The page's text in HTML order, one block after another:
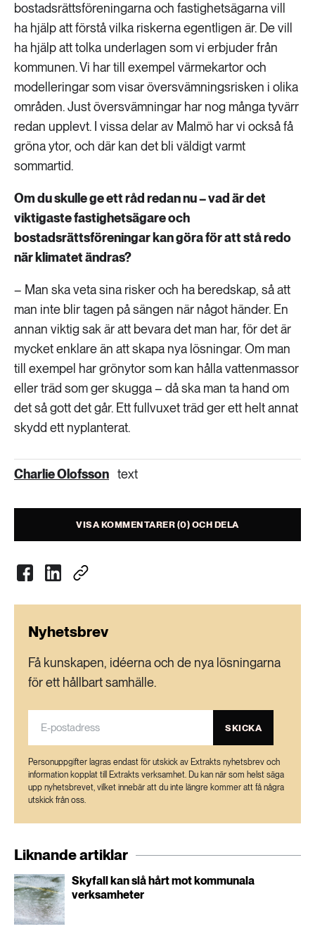
bostadsrättsföreningarna och fastighetsägarna vill
ha hjälp att förstå vilka riskerna egentligen är. De vill
ha hjälp att tolka underlagen som vi erbjuder från
kommunen. Vi har till exempel värmekartor och
modelleringar som visar översvämningsrisken i olika
områden. Just översvämningar har nog många tyvärr
redan upplevt. I vissa delar av Malmö har vi också få
gröna ytor, och där kan det bli väldigt varmt
sommartid.
Om du skulle ge ett råd redan nu – vad är det
viktigaste fastighetsägare och
bostadsrättsföreningar kan göra för att stå redo
när klimatet ändras?
– Man ska veta sina risker och ha beredskap, så att
man inte blir tagen på sängen när något händer. En
annan viktig sak är att bevara det man har, för det är
mycket enklare än att skapa nya lösningar. Om man
till exempel har grönytor som kan hålla vattenmassor
eller träd som ger skugga – då ska man ta hand om
det så gott det går. Ett fullvuxet träd ger ett helt annat
skydd ett nyplanterat.
Charlie Olofsson text
VISA KOMMENTARER (0) OCH DELA
Nyhetsbrev
Få kunskapen, idéerna och de nya lösningarna
för ett hållbart samhälle.
SKICKA
Personuppgifter lagras endast för utskick av Extrakts nyhetsbrev och
information kopplat till Extrakts verksamhet. Du kan när som helst säga
upp nyhetsbrevet, vilket innebär att du inte längre kommer att få några
utskick från oss.
Liknande artiklar
Skyfall kan slå hårt mot kommunala
verksamheter